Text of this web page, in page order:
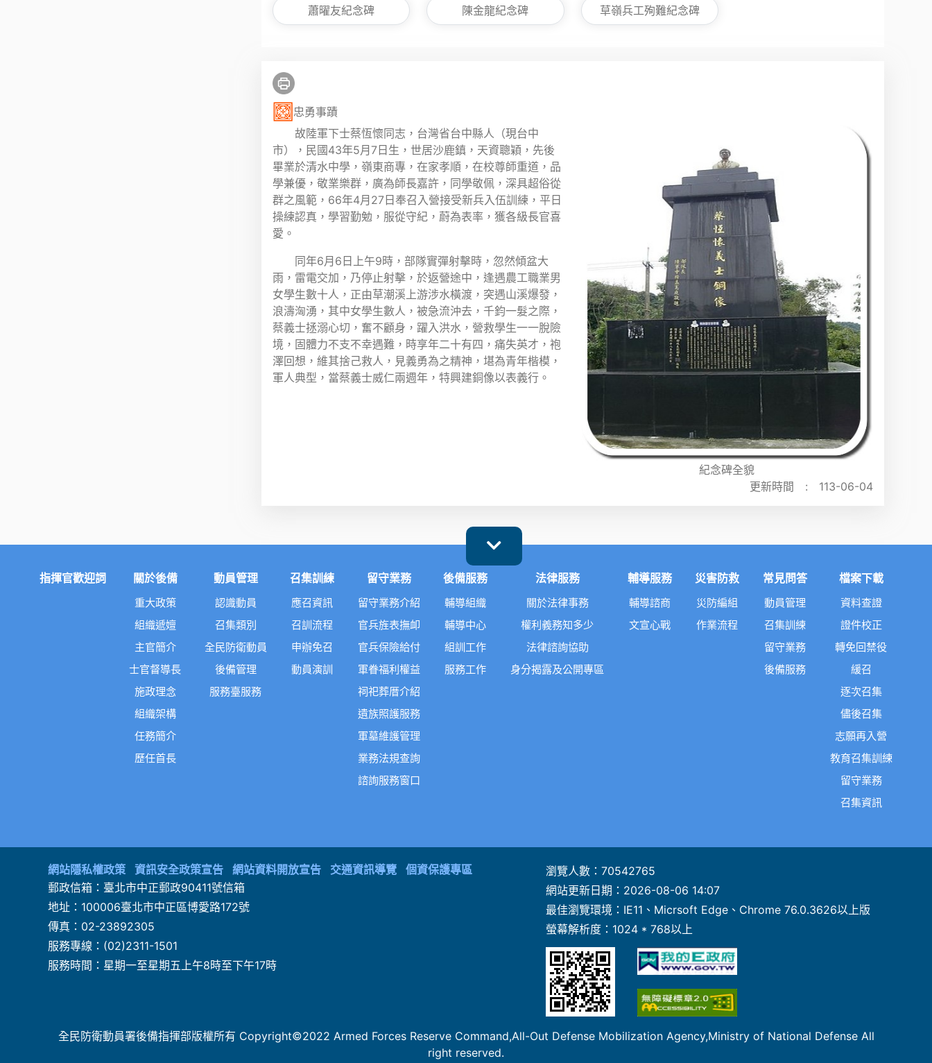
蕭曜友紀念碑 陳金龍紀念碑 草嶺兵工殉難紀念碑
忠勇事蹟
故陸軍下士蔡恆懷同志，台灣省台中縣人（現台中
市），民國43年5月7日生，世居沙鹿鎮，天資聰穎，先後
畢業於清水中學，嶺東商專，在家孝順，在校尊師重道，品
學兼優，敬業樂群，廣為師長嘉許，同學敬佩，深具超俗從
群之風範，66年4月27日奉召入營接受新兵入伍訓練，平日
操練認真，學習勤勉，服從守紀，蔚為表率，獲各級長官喜
愛。
同年6月6日上午9時，部隊實彈射擊時，忽然傾盆大
雨，雷電交加，乃停止射擊，於返營途中，逢遇農工職業男
女學生數十人，正由草潮溪上游涉水橫渡，突遇山溪爆發，
浪濤洶湧，其中女學生數人，被急流沖去，千鈞一髮之際，
蔡義士拯溺心切，奮不顧身，躍入洪水，營救學生一一脫險
境，固體力不支不幸遇難，時享年二十有四，痛失英才，袍
澤回想，維其捨己救人，見義勇為之精神，堪為青年楷模，
軍人典型，當蔡義士威仁兩週年，特興建銅像以表義行。
紀念碑全貌
更新時間 : 113-06-04
指揮官歡迎詞 關於後備
重大政策
組織遞嬗
主官簡介
士官督導長
施政理念
組織架構
任務簡介
歷任首長
動員管理
認識動員
召集類別
全民防衛動員
後備管理
服務臺服務
召集訓練
應召資訊
召訓流程
申辦免召
動員演訓
留守業務
留守業務介紹
官兵旌表撫卹
官兵保險給付
軍眷福利權益
祠祀葬厝介紹
遺族照護服務
軍墓維護管理
業務法規查詢
諮詢服務窗口
後備服務
輔導組織
輔導中心
組訓工作
服務工作
法律服務
關於法律事務
權利義務知多少
法律諮詢協助
身分揭露及公開專區
輔導服務
輔導諮商
文宣心戰
災害防救
災防編組
作業流程
常見問答
動員管理
召集訓練
留守業務
後備服務
檔案下載
資料查證
證件校正
轉免回禁役
緩召
逐次召集
儘後召集
志願再入營
教育召集訓練
留守業務
召集資訊
網站隱私權政策
資訊安全政策宣告 網站資料開放宣告 交通資訊導覽
個資保護專區
郵政信箱： 臺北市中正郵政90411號信箱
地址： 100006臺北市中正區博愛路172號
傳真： 02-23892305
服務專線： (02)2311-1501
服務時間： 星期一至星期五上午8時至下午17時
瀏覽人數： 70542765
網站更新日期： 2026-08-06 14:07
最佳瀏覽環境： IE11、Micrsoft Edge、Chrome 76.0.3626以上版
螢幕解析度： 1024 * 768以上
全民防衛動員署後備指揮部版權所有 Copyright©2022 Armed Forces Reserve Command,All-Out Defense Mobilization Agency,Ministry of National Defense All
right reserved.